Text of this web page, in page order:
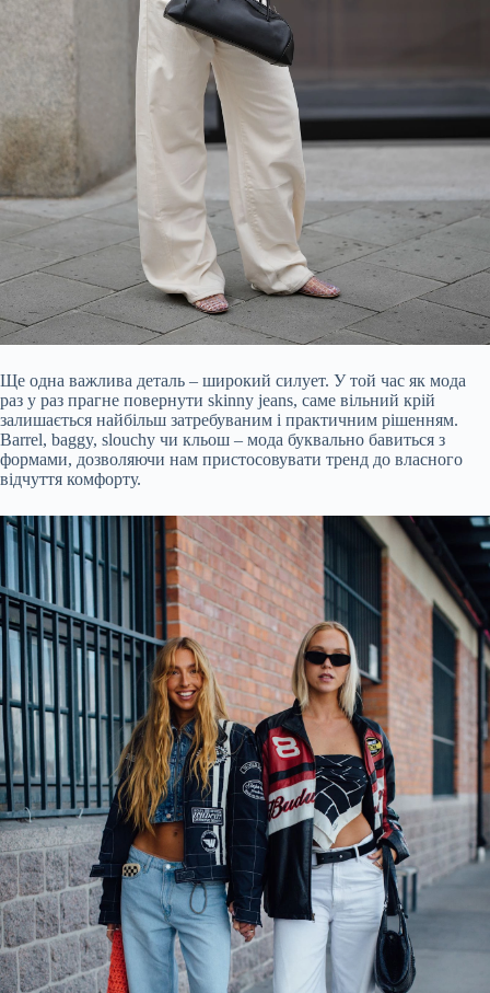
Ще одна важлива деталь – широкий силует. У той час як мода
раз у раз прагне повернути skinny jeans, саме вільний крій
залишається найбільш затребуваним і практичним рішенням.
Barrel, baggy, slouchy чи кльош – мода буквально бавиться з
формами, дозволяючи нам пристосовувати тренд до власного
відчуття комфорту.